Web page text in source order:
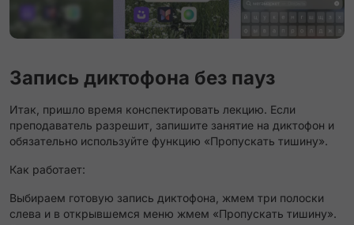
Запись диктофона без пауз
Итак, пришло время конспектировать лекцию. Если
преподаватель разрешит, запишите занятие на диктофон и
обязательно используйте функцию «Пропускать тишину».
Как работает:
Выбираем готовую запись диктофона, жмем три полоски
слева и в открывшемся меню жмем «Пропускать тишину».